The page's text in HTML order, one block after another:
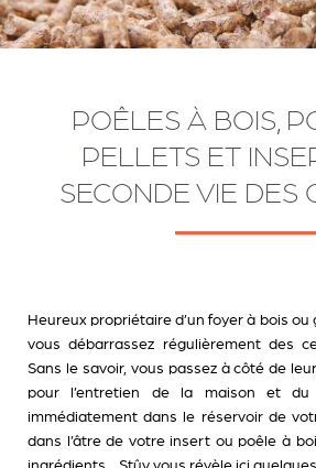
POÊLES À BOIS,
PELLETS ET
SECONDE VIE DES
Heureux propriétaire d’un foyer à bois ou
vous débarrassez régulièrement des
Sans le savoir, vous passez à côté de
pour l’entretien de la maison et du
immédiatement dans le réservoir de
dans l’âtre de votre insert ou poêle à